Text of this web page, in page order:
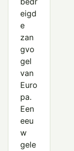
eigd
e
zan
gvo
gel
van
Euro
pa.
Een
eeu
w
gele